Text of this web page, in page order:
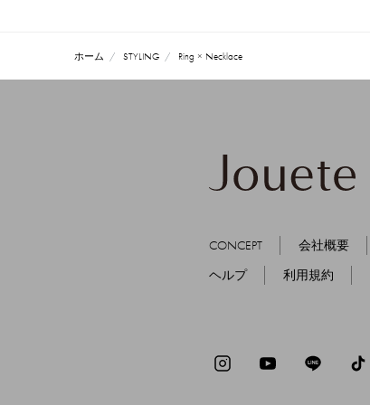
ホーム STYLING Ring × Necklace
CONCEPT 会社概要
ヘルプ
利用規約